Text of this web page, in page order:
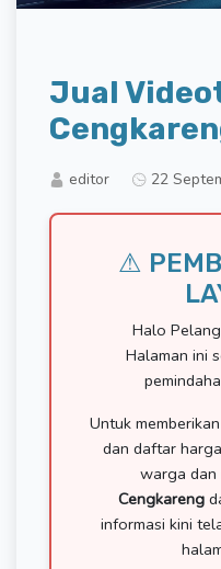
Jual
editor 22
⚠
Halo
Halaman ini
Untuk
dan daftar
warga dan
Cengkareng
informasi kini